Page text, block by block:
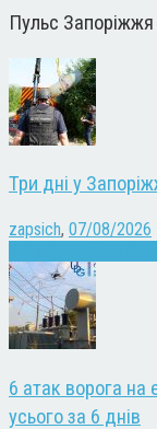
Пульс Запоріжжя
Три дні у
zapsich, 07/08/2026
6 атак ворога на
усього за 6 днів